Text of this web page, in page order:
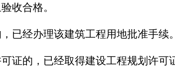
收合格。
已经办理该建筑工程用地批准手续。
证的，已经取得建设工程规划许可